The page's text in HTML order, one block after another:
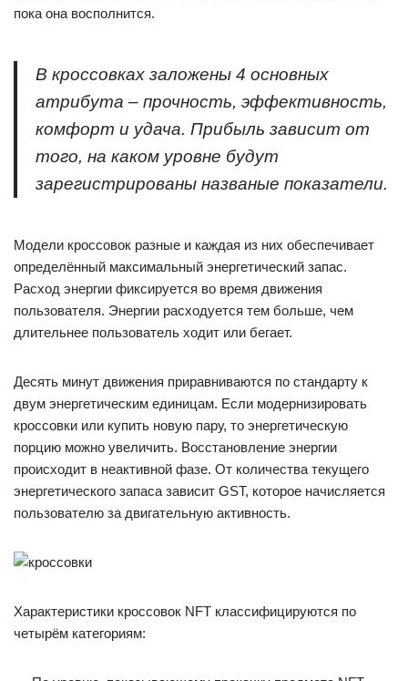
пока она восполнится.
В кроссовках заложены 4 основных
атрибута – прочность, эффективность,
комфорт и удача. Прибыль зависит от
того, на каком уровне будут
зарегистрированы названые показатели.
Модели кроссовок разные и каждая из них обеспечивает
определённый максимальный энергетический запас.
Расход энергии фиксируется во время движения
пользователя. Энергии расходуется тем больше, чем
длительнее пользователь ходит или бегает.
Десять минут движения приравниваются по стандарту к
двум энергетическим единицам. Если модернизировать
кроссовки или купить новую пару, то энергетическую
порцию можно увеличить. Восстановление энергии
происходит в неактивной фазе. От количества текущего
энергетического запаса зависит GST, которое начисляется
пользователю за двигательную активность.
Характеристики кроссовок NFT классифицируются по
четырём категориям: